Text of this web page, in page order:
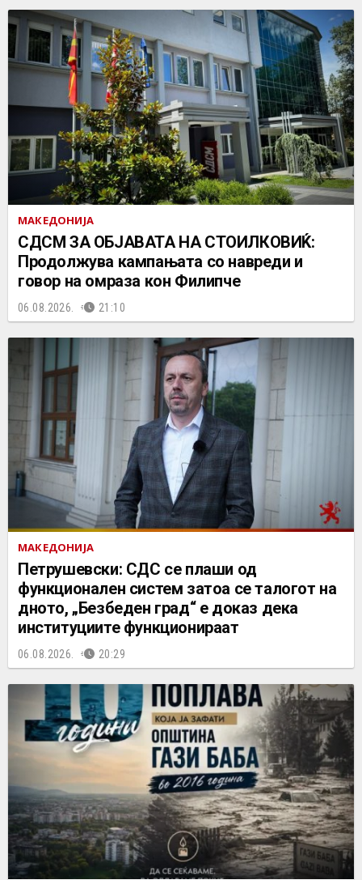
МАКЕДОНИЈА
СДСМ ЗА ОБЈАВАТА НА СТОИЛКОВИЌ:
Продолжува кампањата со навреди и
говор на омраза кон Филипче
06.08.2026. 21:10
МАКЕДОНИЈА
Петрушевски: СДС се плаши од
функционален систем затоа се талогот на
дното, „Безбеден град“ е доказ дека
институциите функционираат
06.08.2026. 20:29